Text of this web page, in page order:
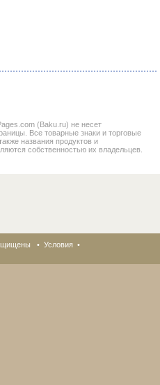
(Baku.ru) не несет
Все товарные знаки и торговые
названия продуктов и
собственностью их владельцев.
• Условия •